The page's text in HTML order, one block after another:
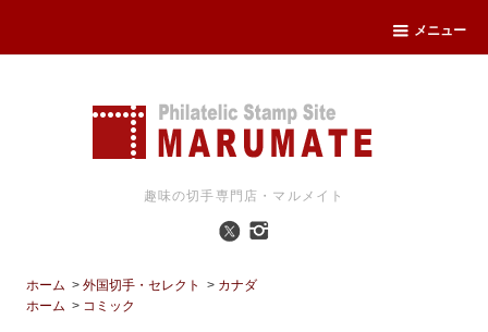
メニュー
趣味の切手専門店・マルメイト
ホーム >外国切手・セレクト > カナダ
ホーム > コミック